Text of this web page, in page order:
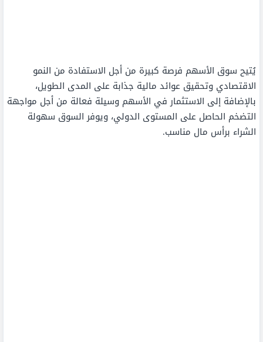
يُتيح سوق الأسهم فرصة كبيرة من أجل الاستفادة من النمو
الاقتصادي وتحقيق عوائد مالية جذابة على المدى الطويل،
بالإضافة إلى الاستثمار في الأسهم وسيلة فعالة من أجل مواجهة
التضخم الحاصل على المستوى الدولي، ويوفر السوق سهولة
الشراء برأس مال مناسب.